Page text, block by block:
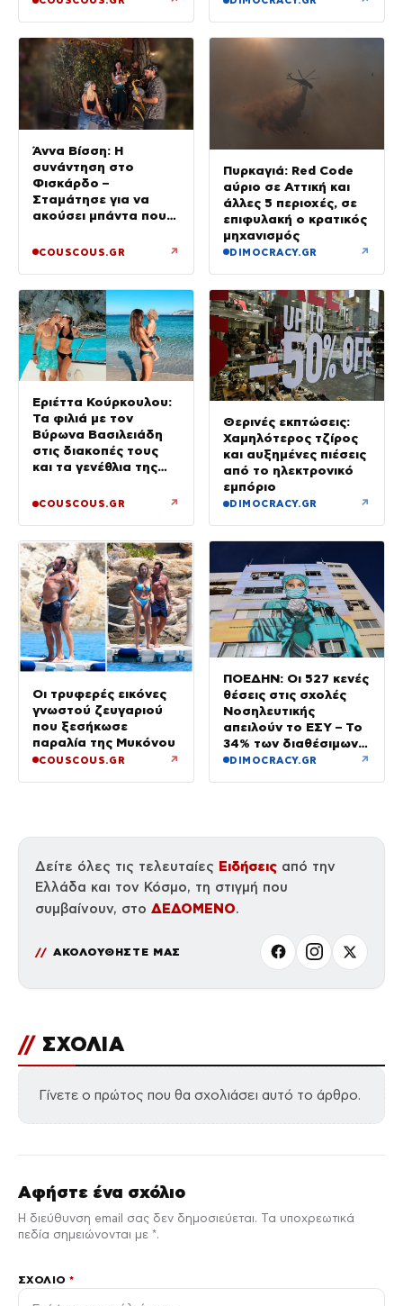
Άννα Βίσση: Η
συνάντηση στο
Φισκάρδο –
Σταμάτησε για να
ακούσει μπάντα που
COUSCOUS.GR ↗
Πυρκαγιά: Red Code
αύριο σε Αττική και
άλλες 5 περιοχές, σε
επιφυλακή ο κρατικός
μηχανισμός
DIMOCRACY.GR ↗
Εριέττα Κούρκουλου:
Τα φιλιά με τον
Βύρωνα Βασιλειάδη
στις διακοπές τους
και τα γενέθλια της
ευτυχίας δεδομένη»
COUSCOUS.GR ↗
Θερινές εκπτώσεις:
Χαμηλότερος τζίρος
και αυξημένες πιέσεις
από το ηλεκτρονικό
εμπόριο
DIMOCRACY.GR ↗
Οι τρυφερές εικόνες
γνωστού ζευγαριού
που ξεσήκωσε
παραλία της Μυκόνου
COUSCOUS.GR ↗
ΠΟΕΔΗΝ: Οι 527 κενές
θέσεις στις σχολές
Νοσηλευτικής
απειλούν το ΕΣΥ – Το
34% των διαθέσιμων
δεν καλύφθηκε
DIMOCRACY.GR ↗
Δείτε όλες τις τελευταίες Ειδήσεις από την
Ελλάδα και τον Κόσμο, τη στιγμή που
συμβαίνουν, στο ΔΕΔΟΜΕΝΟ.
ΑΚΟΛΟΥΘΗΣΤΕ ΜΑΣ
// ΣΧΟΛΙΑ
Γίνετε ο πρώτος που θα σχολιάσει αυτό το άρθρο.
Αφήστε ένα σχόλιο
Η διεύθυνση email σας δεν δημοσιεύεται. Τα υποχρεωτικά
πεδία σημειώνονται με *.
ΣΧΌΛΙΟ*